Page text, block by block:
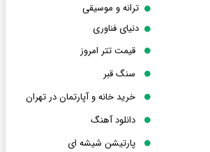
ترانه و موسیقی
دنیای فناوری
قیمت تتر امروز
سنگ قبر
خرید خانه و آپارتمان در تهران
دانلود آهنگ
پارتیشن شیشه ای